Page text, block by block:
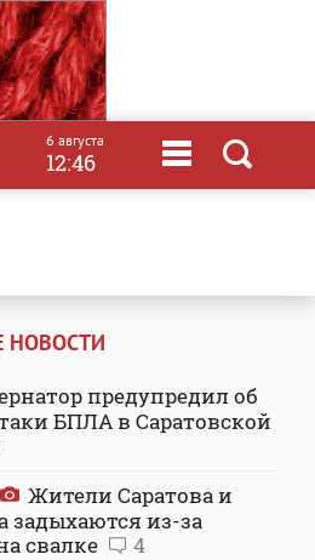
6 августа
12:46
НОВОСТИ
предупредил об
БПЛА в Саратовской
Жители Саратова и
задыхаются из-за
свалке
4